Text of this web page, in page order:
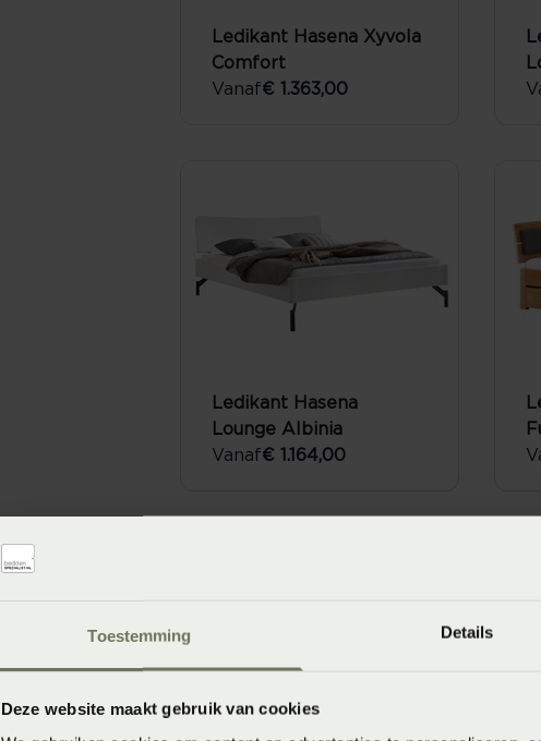
Toestemming Details
Deze website maakt gebruik van cookies
Ledikant Hasena Xyvola
Comfort
Vanaf€ 1.363,00
Ledikant Hasena
Lounge Albinia
Vanaf€ 1.164,00